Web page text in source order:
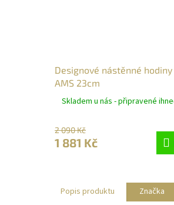
Designové nástěnné hodiny
AMS 23cm
Skladem u nás - připravené
2 090 Kč
1 881 Kč
Popis produktu Značka